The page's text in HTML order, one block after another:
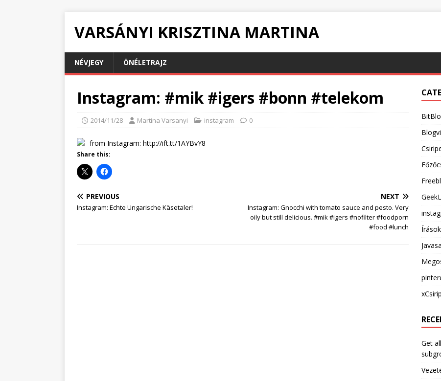
VARSÁNYI KRISZTINA MARTINA
NÉVJEGY ÖNÉLETRAJZ
Instagram: #mik #igers #bonn #telekom
2014/11/28 Martina Varsanyi instagram 0
from Instagram: http://ift.tt/1AYBvY8
Share this:
PREVIOUS
Instagram: Echte Ungarische Käsetaler!
NEXT
Instagram: Gnocchi with tomato sauce and pesto. Very
oily but still delicious. #mik #igers #nofilter #foodporn
#food #lunch
Írások
xCsirip
Get